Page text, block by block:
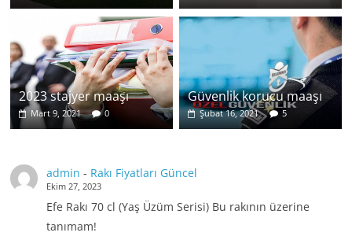
2023 stajyer maaşı
Mart 9, 2021 0
Güvenlik korucu maaşı
Şubat 16, 2021 5
admin - Rakı Fiyatları Güncel
Ekim 27, 2023
Efe Rakı 70 cl (Yaş Üzüm Serisi) Bu rakının üzerine
tanımam!